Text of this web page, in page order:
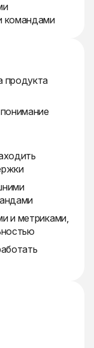
командами
продукта
и метриками,